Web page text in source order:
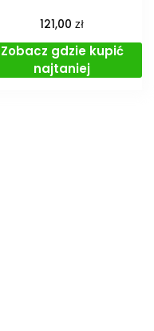
121,00zł
Zobacz gdzie kupić
najtaniej